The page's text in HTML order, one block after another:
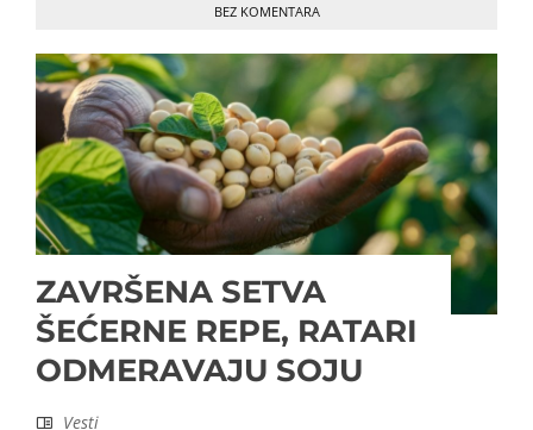
BEZ KOMENTARA
ZAVRŠENA SETVA
ŠEĆERNE REPE, RATARI
ODMERAVAJU SOJU
Vesti